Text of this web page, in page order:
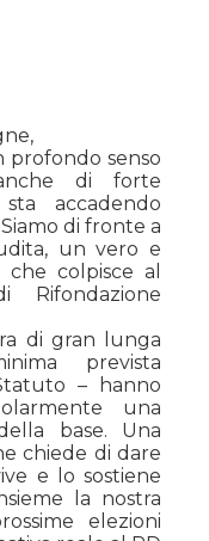
profondo senso
di forte
accadendo
di fronte a
un vero e
colpisce al
Rifondazione
di gran lunga
prevista
– hanno
una
base. Una
chiede di dare
e lo sostiene
la nostra
elezioni